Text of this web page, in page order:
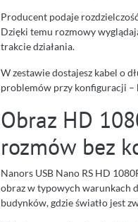
Producent podaje
Dzięki temu rozmowy
trakcie działania.
W zestawie dostajesz kabel o
problemów przy konfiguracji –
Obraz HD
rozmów bez
Nanors USB Nano RS HD
obraz w typowych warunkach
budynków, gdzie światło jest